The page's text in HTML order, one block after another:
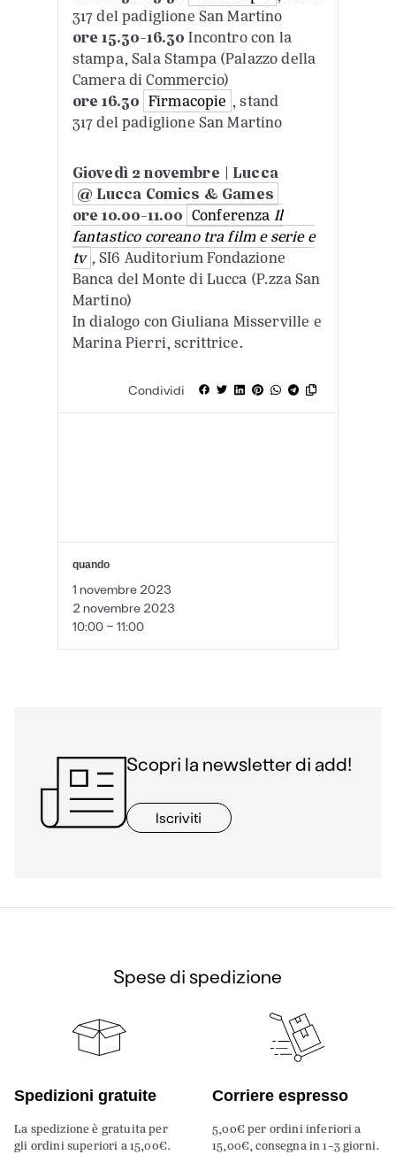
317 del padiglione San Martino
ore 15.30-16.30Incontro con la
stampa, Sala Stampa (Palazzo della
Camera di Commercio)
ore 16.30 Firmacopie , stand
317 del padiglione San Martino
Giovedì 2 novembre | Lucca
@ Lucca Comics & Games
ore 10.00-11.00 Conferenza Il
fantastico coreano tra film e serie e
tv ,SI6 Auditorium Fondazione
Banca del Monte di Lucca (P.zza San
Martino)
In dialogo con Giuliana Misserville e
Marina Pierri, scrittrice.
Condividi
quando
1 novembre 2023
2 novembre 2023
10:00 - 11:00
Scopri la newsletter di add!
Iscriviti
Spese di spedizione
Spedizioni gratuite
La spedizione è gratuita per
gli ordini superiori a 15,00€.
Corriere espresso
5,00€ per ordini inferiori a
15,00€, consegna in 1-3 giorni.